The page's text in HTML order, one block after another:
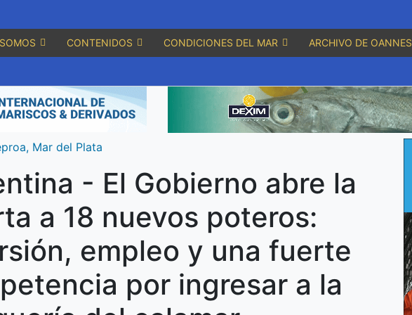
CONTENIDOS CONDICIONES DEL MAR ARCHIVO DE OANNES
Mar del Plata
- El Gobierno abre la
a 18 nuevos poteros:
empleo y una fuerte
por ingresar a la